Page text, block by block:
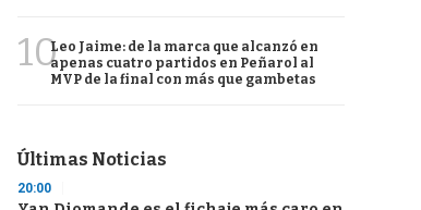
10Leo Jaime: de la marca que alcanzó en
apenas cuatro partidos en Peñarol al
MVP de la final con más que gambetas
Últimas Noticias
20:00